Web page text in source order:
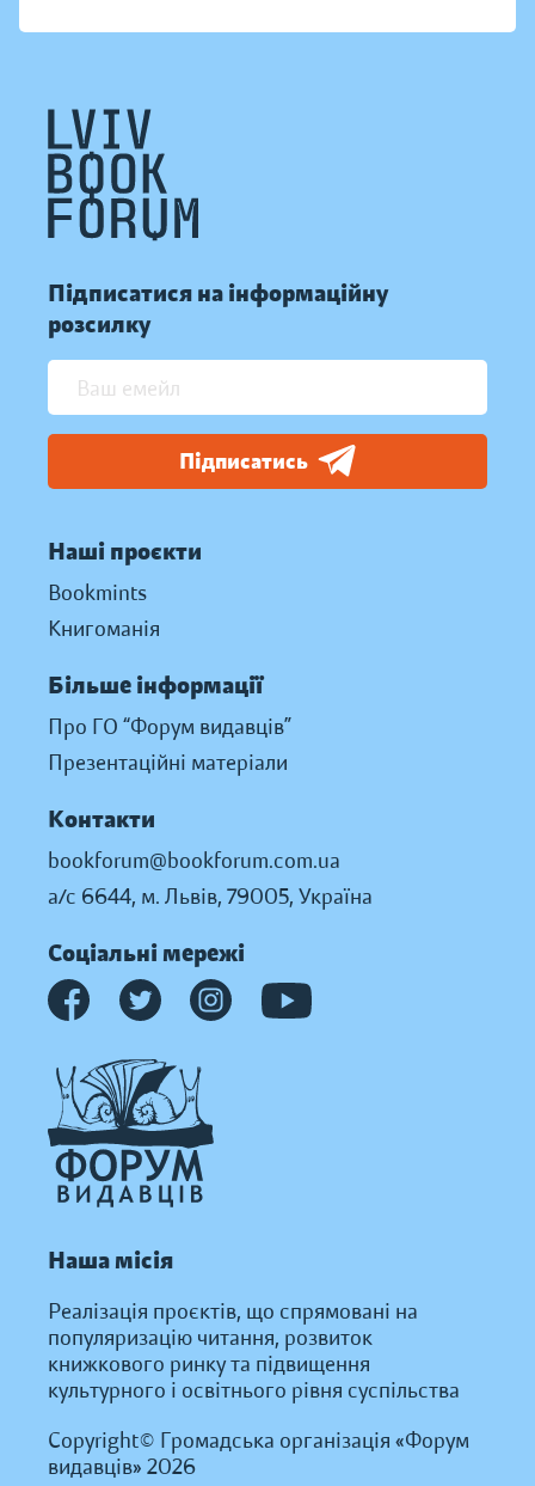
Підписатися на інформаційну
розсилку
Підписатись
Наші проєкти
Bookmints
Книгоманія
Більше інформації
Про ГО “Форум видавців”
Презентаційні матеріали
Контакти
bookforum@bookforum.com.ua
а/с 6644, м. Львів, 79005, Україна
Соціальні мережі
Наша місія
Реалізація проєктів, що спрямовані на
популяризацію читання, розвиток
книжкового ринку та підвищення
культурного і освітнього рівня суспільства
Copyright© Громадська організація «Форум
видавців» 2026